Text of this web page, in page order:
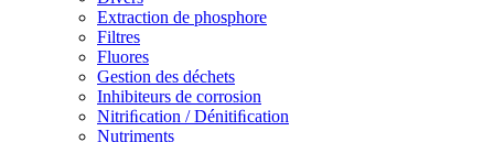
Extraction de phosphore
Filtres
Fluores
Gestion des déchets
Inhibiteurs de corrosion
Nitriﬁcation / Dénitiﬁcation
Nutriments